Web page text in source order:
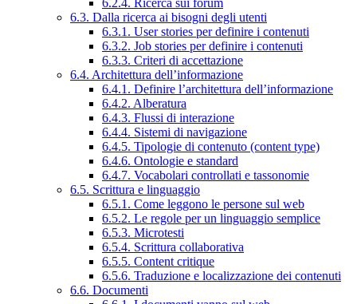
6.2.4. Ricerca sui forum
6.3. Dalla ricerca ai bisogni degli utenti
6.3.1. User stories per definire i contenuti
6.3.2. Job stories per definire i contenuti
6.3.3. Criteri di accettazione
6.4. Architettura dell’informazione
6.4.1. Definire l’architettura dell’informazione
6.4.2. Alberatura
6.4.3. Flussi di interazione
6.4.4. Sistemi di navigazione
6.4.5. Tipologie di contenuto (content type)
6.4.6. Ontologie e standard
6.4.7. Vocabolari controllati e tassonomie
6.5. Scrittura e linguaggio
6.5.1. Come leggono le persone sul web
6.5.2. Le regole per un linguaggio semplice
6.5.3. Microtesti
6.5.4. Scrittura collaborativa
6.5.5. Content critique
6.5.6. Traduzione e localizzazione dei contenuti
6.6. Documenti